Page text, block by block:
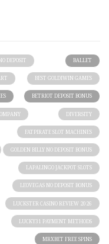
DEPOSIT BALLET
BEST GOLDIWIN GAMES
BETRIOT DEPOSIT BONUS
DIVERSITY
FATPIRATE SLOT MACHINES
GOLDEN BILLY NO DEPOSIT BONUS
LAPALINGO JACKPOT SLOTS
LEOVEGAS NO DEPOSIT BONUS
LUCKSTER CASINO REVIEW 2026
LUCKY31 PAYMENT METHODS
MRXBET FREE SPINS